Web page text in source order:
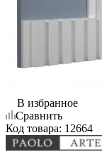
В избранное
Сравнить
Код товара: 12664